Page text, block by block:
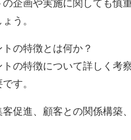
の企画や実施に関しても慎
う。
の特徴とは何か？
トの特徴について詳しく考
す。
客促進、顧客との関係構築